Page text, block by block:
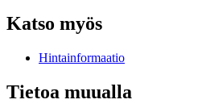
Katso myös
Hintainformaatio
Tietoa muualla